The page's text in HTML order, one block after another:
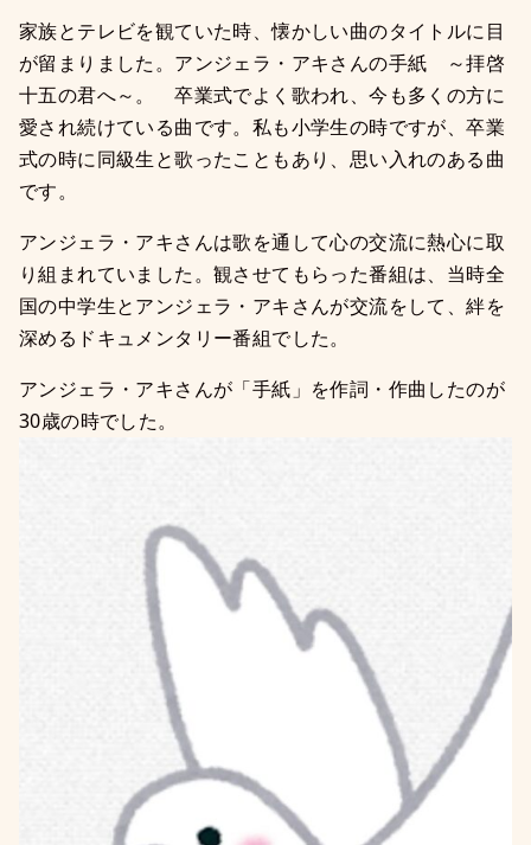
家族とテレビを観ていた時、懐かしい曲のタイトルに目
が留まりました。アンジェラ・アキさんの手紙 ～拝啓
十五の君へ～。 卒業式でよく歌われ、今も多くの方に
愛され続けている曲です。私も小学生の時ですが、卒業
式の時に同級生と歌ったこともあり、思い入れのある曲
です。
アンジェラ・アキさんは歌を通して心の交流に熱心に取
り組まれていました。観させてもらった番組は、当時全
国の中学生とアンジェラ・アキさんが交流をして、絆を
深めるドキュメンタリー番組でした。
アンジェラ・アキさんが「手紙」を作詞・作曲したのが
30歳の時でした。